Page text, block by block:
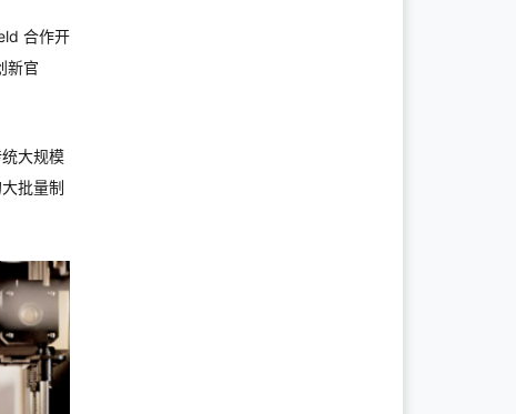
合作开
新官
大规模
批量制